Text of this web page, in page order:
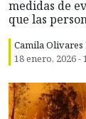
medidas de
que las
Camila
18 enero, 2026 -